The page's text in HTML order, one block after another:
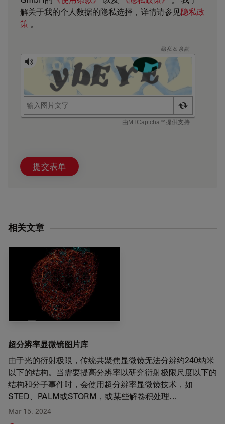
解关于我的个人数据的隐私选择，详情请参见隐私政
策 。
提交表单
相关文章
超分辨率显微镜图片库
由于光的衍射极限，传统共聚焦显微镜无法分辨约240纳米
以下的结构。当需要提高分辨率以研究衍射极限尺度以下的
结构和分子事件时，会使用超分辨率显微镜技术，如
STED、PALM或STORM，或某些解卷积处理…
Mar 15, 2024